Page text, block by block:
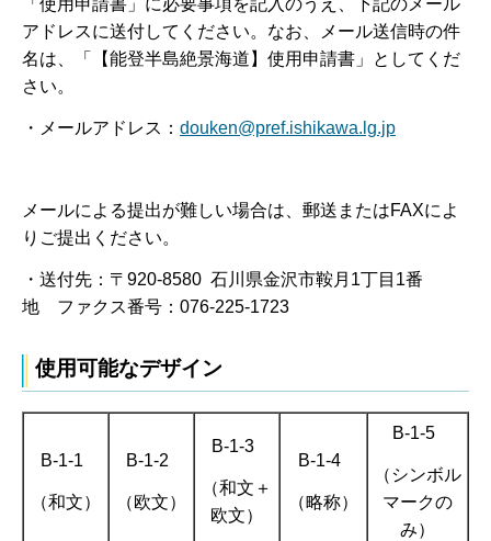
アドレスに送付してください。なお、メール送信時の件
名は、「【能登半島絶景海道】使用申請書」としてくだ
さい。
・メールアドレス： douken@pref.ishikawa.lg.jp
メールによる提出が難しい場合は、郵送またはFAXによ
りご提出ください。
・送付先：〒920-8580 石川県金沢市鞍月1丁目1番
地 ファクス番号：076-225-1723
使用可能なデザイン
B-1-1
（和文）
B-1-2
（欧文）
B-1-3
（和文＋
欧文）
B-1-4
（略称）
B-1-5
（シンボル
マークの
み）